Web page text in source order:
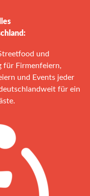
und
für Firmenfeiern,
und Events jeder
für ein